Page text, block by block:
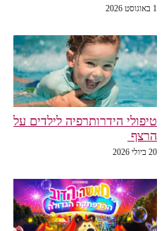
1 באוגוסט 2026
טיפולי הידרותרפיה לילדים על
הרצף
20 ביולי 2026